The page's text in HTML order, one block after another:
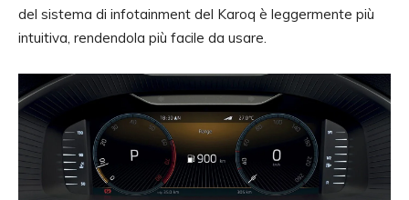
del sistema di infotainment del Karoq è leggermente più
intuitiva, rendendola più facile da usare.